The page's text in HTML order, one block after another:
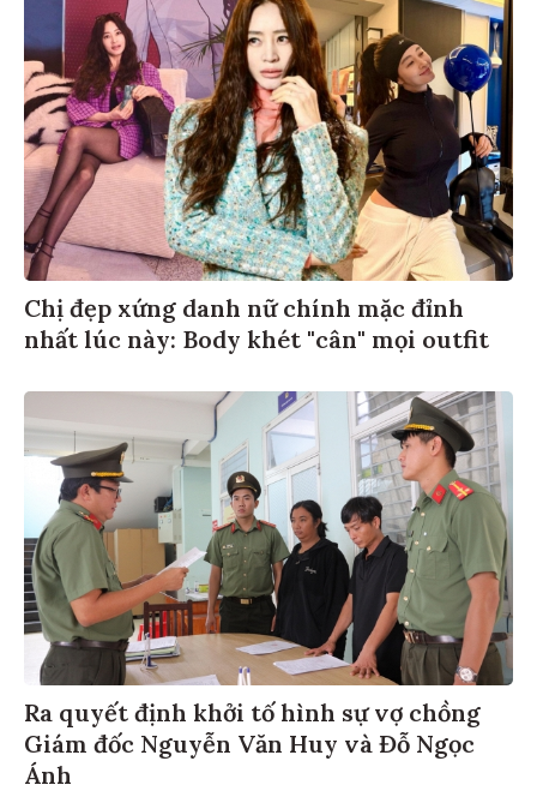
Chị đẹp xứng danh nữ chính mặc đỉnh
nhất lúc này: Body khét "cân" mọi outfit
Ra quyết định khởi tố hình sự vợ chồng
Giám đốc Nguyễn Văn Huy và Đỗ Ngọc
Ánh